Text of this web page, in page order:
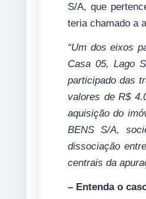
S/A, que
teria chamado a
“Um dos eixos
Casa 05, Lago
participado das
valores de R$
aquisição do
BENS S/A,
dissociação
centrais da
– Entenda o